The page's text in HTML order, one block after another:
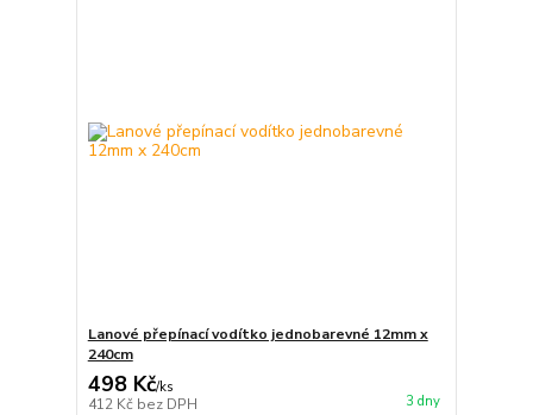
Lanové přepínací vodítko jednobarevné 12mm x
240cm
498 Kč/ks
412 Kč bez DPH 3 dny